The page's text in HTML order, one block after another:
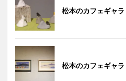
松本のカフェギャラ
松本のカフェギャラ